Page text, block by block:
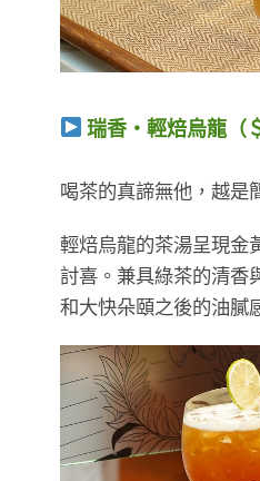
瑞香・輕焙烏龍（
喝茶的真諦無他，越是
輕焙烏龍的茶湯呈現金
討喜。兼具綠茶的清香
和大快朵頤之後的油膩